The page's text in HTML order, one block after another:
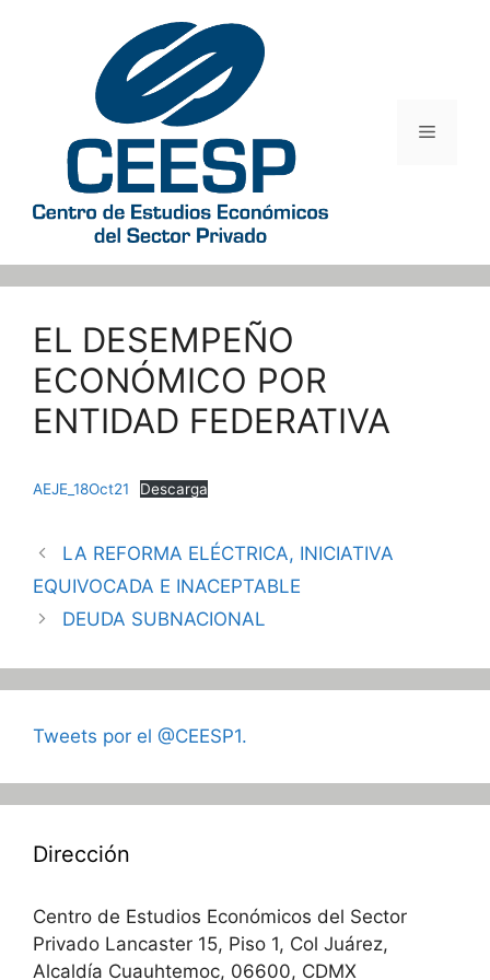
Menú
EL DESEMPEÑO
ECONÓMICO POR
ENTIDAD FEDERATIVA
AEJE_18Oct21 Descarga
LA REFORMA ELÉCTRICA, INICIATIVA
EQUIVOCADA E INACEPTABLE
DEUDA SUBNACIONAL
Tweets por el @CEESP1.
Dirección
Centro de Estudios Económicos del Sector
Privado Lancaster 15, Piso 1, Col Juárez,
Alcaldía Cuauhtemoc, 06600, CDMX